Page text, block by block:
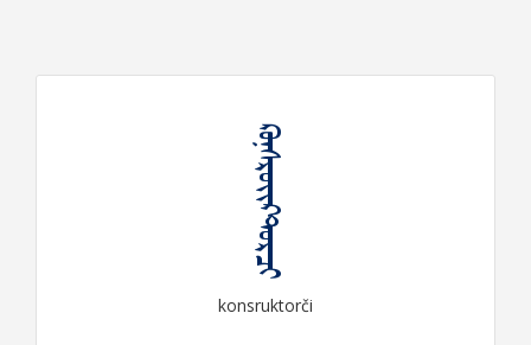
ᠺᠣᠨ᠋ᠰᠷᠦᠢᠺᠲ᠋ᠤᠷᠴᠢ
konsruktorči